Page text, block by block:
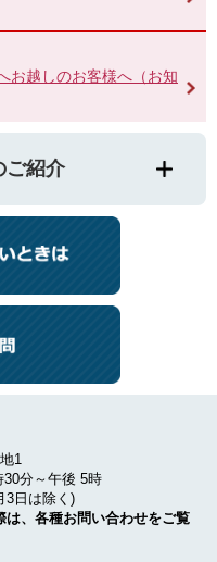
お越しのお客様へ（お知
ご紹介
1
分～午後 5時
3日は除く)
、各種お問い合わせをご覧